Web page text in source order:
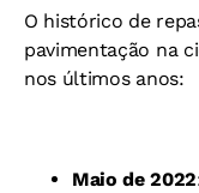
O histórico de
pavimentação na
nos últimos anos:
Maio de 2022